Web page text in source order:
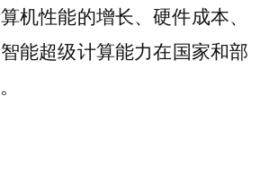
机性能的增长、硬件成本、
能超级计算能力在国家和部